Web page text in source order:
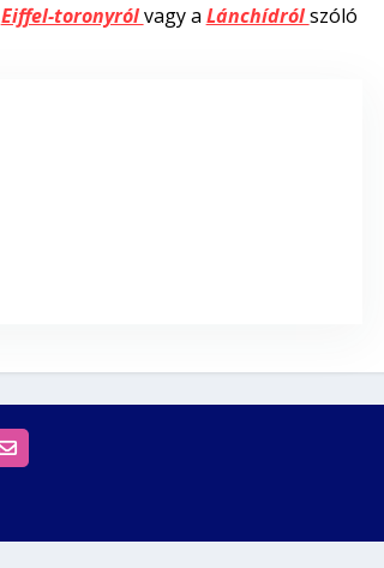
Eiffel-toronyrólvagy a Lánchídrólszóló